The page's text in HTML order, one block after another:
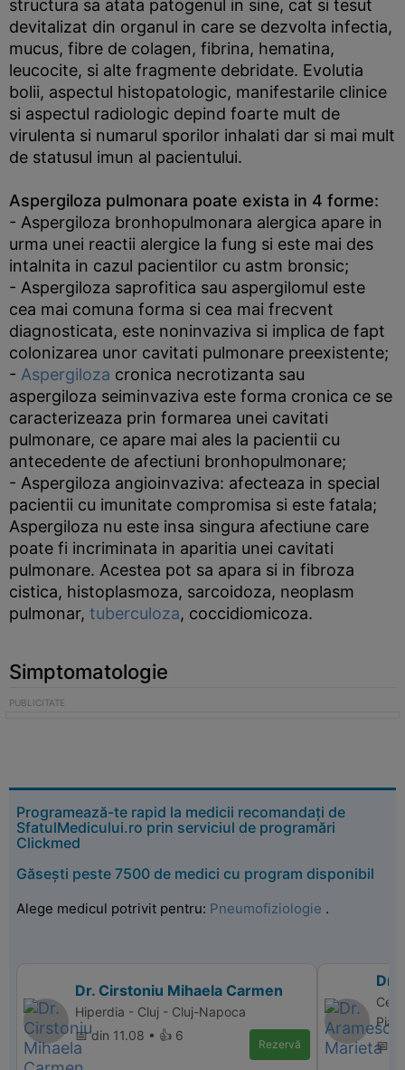
structura sa atata patogenul in sine, cat si tesut
devitalizat din organul in care se dezvolta infectia,
mucus, fibre de colagen, fibrina, hematina,
leucocite, si alte fragmente debridate. Evolutia
bolii, aspectul histopatologic, manifestarile clinice
si aspectul radiologic depind foarte mult de
virulenta si numarul sporilor inhalati dar si mai mult
de statusul imun al pacientului.
Aspergiloza pulmonara poate exista in 4 forme:
- Aspergiloza bronhopulmonara alergica apare in
urma unei reactii alergice la fung si este mai des
intalnita in cazul pacientilor cu astm bronsic;
- Aspergiloza saprofitica sau aspergilomul este
cea mai comuna forma si cea mai frecvent
diagnosticata, este noninvaziva si implica de fapt
colonizarea unor cavitati pulmonare preexistente;
- Aspergiloza cronica necrotizanta sau
aspergiloza seiminvaziva este forma cronica ce se
caracterizeaza prin formarea unei cavitati
pulmonare, ce apare mai ales la pacientii cu
antecedente de afectiuni bronhopulmonare;
- Aspergiloza angioinvaziva: afecteaza in special
pacientii cu imunitate compromisa si este fatala;
Aspergiloza nu este insa singura afectiune care
poate fi incriminata in aparitia unei cavitati
pulmonare. Acestea pot sa apara si in fibroza
cistica, histoplasmoza, sarcoidoza, neoplasm
pulmonar, tuberculoza, coccidiomicoza.
Simptomatologie
Programează-te rapid la medicii recomandați de
SfatulMedicului.ro prin serviciul de programări
Clickmed
Găsești peste 7500 de medici cu program disponibil
Alege medicul potrivit pentru: Pneumofiziologie .
Dr. Cirstoniu Mihaela Carmen
Hiperdia - Cluj - Cluj-Napoca
📅 din 11.08 • 👍 6
Rezervă
Dr.
📅